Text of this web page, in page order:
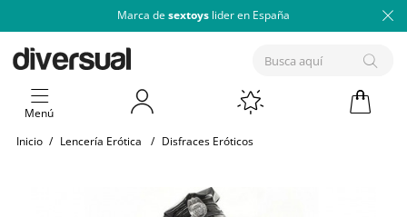
Marca de sextoys lider en España
Menú
Inicio / Lencería Erótica / Disfraces Eróticos